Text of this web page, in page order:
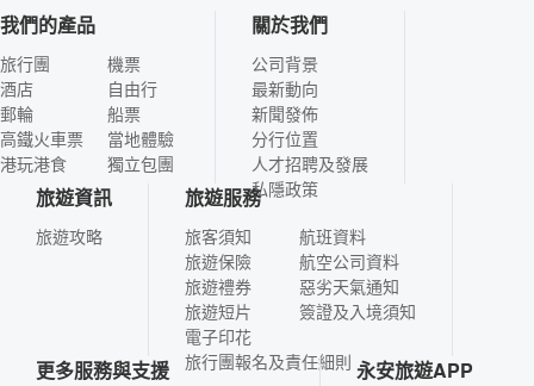
我們的產品
旅行團
酒店
郵輪
高鐵火車票
港玩港食
機票
自由行
船票
當地體驗
獨立包團
關於我們
公司背景
最新動向
新聞發佈
分行位置
人才招聘及發展
私隱政策
旅遊資訊
旅遊攻略
旅遊服務
旅客須知
旅遊保險
旅遊禮券
旅遊短片
電子印花
航班資料
航空公司資料
惡劣天氣通知
簽證及入境須知
旅行團報名及責任細則
更多服務與支援 永安旅遊APP